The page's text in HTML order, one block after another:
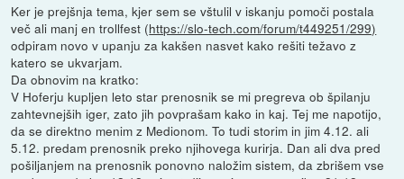
Ker je prejšnja tema, kjer sem se vštulil v iskanju pomoči postala
več ali manj en trollfest (https://slo-tech.com/forum/t449251/299)
odpiram novo v upanju za kakšen nasvet kako rešiti težavo z
katero se ukvarjam.
Da obnovim na kratko:
V Hoferju kupljen leto star prenosnik se mi pregreva ob špilanju
zahtevnejših iger, zato jih povprašam kako in kaj. Tej me napotijo,
da se direktno menim z Medionom. To tudi storim in jim 4.12. ali
5.12. predam prenosnik preko njihovega kurirja. Dan ali dva pred
pošiljanjem na prenosnik ponovno naložim sistem, da zbrišem vse